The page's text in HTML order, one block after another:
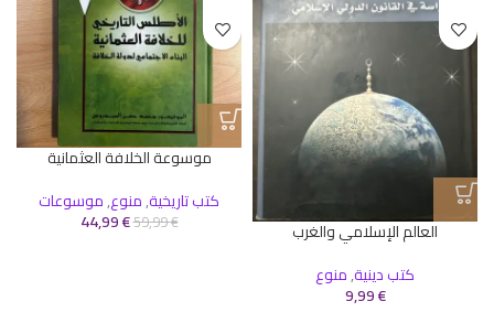
العالم الإسلامي والغرب
كتب دينية,منوع
9,99€
موسوعة الخلافة العثمانية
كتب تاريخية,منوع,موسوعات
59,99€
44,99€